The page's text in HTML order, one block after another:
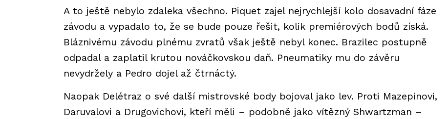
A to ještě nebylo zdaleka všechno. Piquet zajel nejrychlejší kolo dosavadní fáze
závodu a vypadalo to, že se bude pouze řešit, kolik premiérových bodů získá.
Bláznivému závodu plnému zvratů však ještě nebyl konec. Brazilec postupně
odpadal a zaplatil krutou nováčkovskou daň. Pneumatiky mu do závěru
nevydržely a Pedro dojel až čtrnáctý.
Naopak Delétraz o své další mistrovské body bojoval jako lev. Proti Mazepinovi,
Daruvalovi a Drugovichovi, kteří měli – podobně jako vítězný Shwartzman –